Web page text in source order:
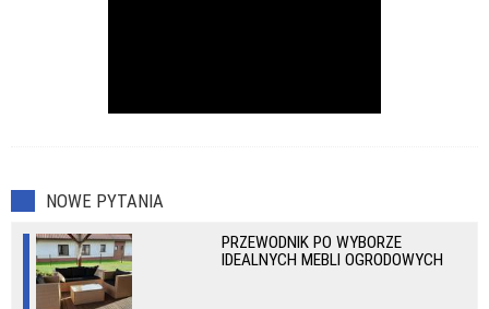
NOWE PYTANIA
PRZEWODNIK PO WYBORZE
IDEALNYCH MEBLI OGRODOWYCH